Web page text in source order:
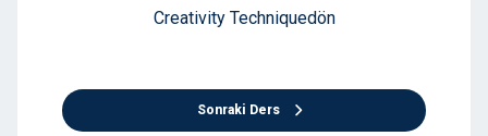
Creativity Techniquedön
Sonraki Ders